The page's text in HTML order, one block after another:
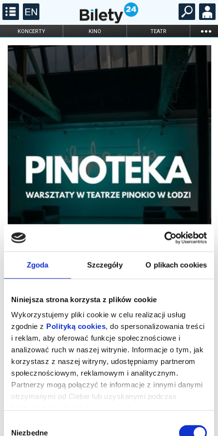
Zgoda Szczegóły O plikach cookies
Niniejsza strona korzysta z plików cookie
Wykorzystujemy pliki cookie w celu realizacji usług
zgodnie z Polityką cookies, do spersonalizowania treści
i reklam, aby oferować funkcje społecznościowe i
analizować ruch w naszej witrynie. Informacje o tym, jak
korzystasz z naszej witryny, udostępniamy partnerom
społecznościowym, reklamowym i analitycznym.
Partnerzy mogą połączyć te informacje z innymi danymi
otrzymanymi od Ciebie lub uzyskanymi podczas
Niezbędne
KONCERTY KINO TEATR ...
FILHARMONIA OPERA I BALET
DLA DZIECI
Pieskie sprawy - Dzień Dogoterapii
data: 17 czerwca 2026 (środa)
godzina: 17:00-18:00
wiek uczestników: 7+
wstęp: 20 zł